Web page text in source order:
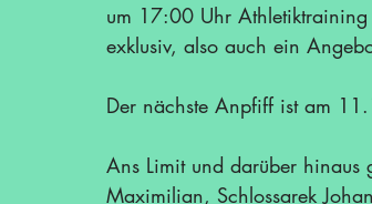
um 17:00 Uhr
exklusiv, also auch ein
Der nächste Anpfiff ist am
Ans Limit und darüber hinaus
Maximilian, Schlossarek